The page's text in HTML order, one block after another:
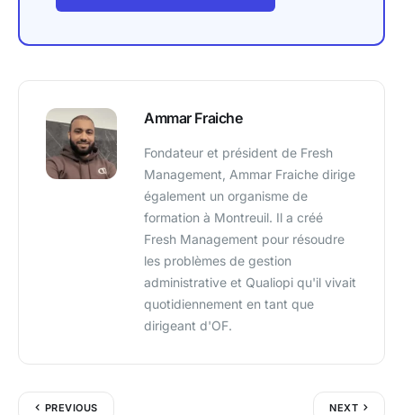
Ammar Fraiche
Fondateur et président de Fresh
Management, Ammar Fraiche dirige
également un organisme de
formation à Montreuil. Il a créé
Fresh Management pour résoudre
les problèmes de gestion
administrative et Qualiopi qu'il vivait
quotidiennement en tant que
dirigeant d'OF.
PREVIOUS NEXT